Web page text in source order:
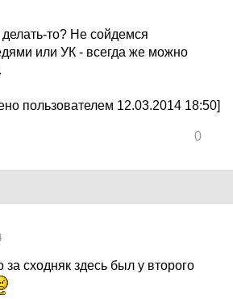
делать-то? Не сойдемся
или УК - всегда же можно
пользователем 12.03.2014 18:50]
0
за сходняк здесь был у второго